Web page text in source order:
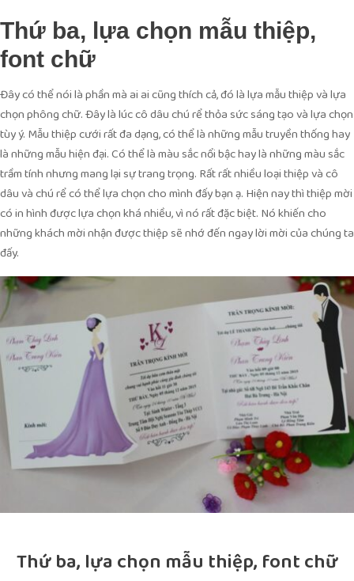
Thứ ba, lựa chọn mẫu thiệp,
font chữ
Đây có thể nói là phần mà ai ai cũng thích cả, đó là lựa mẫu thiệp và lựa
chọn phông chữ. Đây là lúc cô dâu chú rể thỏa sức sáng tạo và lựa chọn
tùy ý. Mẫu thiệp cưới rất đa dạng, có thể là những mẫu truyền thống hay
là những mẫu hiện đại. Có thể là màu sắc nổi bậc hay là những màu sắc
trầm tính nhưng mang lại sự trang trọng. Rất rất nhiều loại thiệp và cô
dâu và chú rể có thể lựa chọn cho mình đấy bạn ạ. Hiện nay thì thiệp mời
có in hình được lựa chọn khá nhiều, vì nó rất đặc biệt. Nó khiến cho
những khách mời nhận được thiệp sẽ nhớ đến ngay lời mời của chúng ta
đấy.
Thứ ba, lựa chọn mẫu thiệp, font chữ